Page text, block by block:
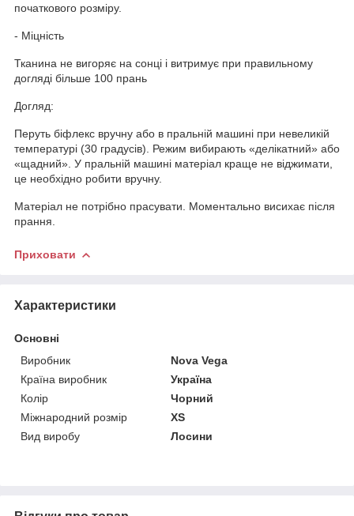
початкового розміру.
- Міцність
Тканина не вигоряє на сонці і витримує при правильному
догляді більше 100 прань
Догляд:
Перуть біфлекс вручну або в пральній машині при невеликій
температурі (30 градусів). Режим вибирають «делікатний» або
«щадний». У пральній машині матеріал краще не віджимати,
це необхідно робити вручну.
Матеріал не потрібно прасувати. Моментально висихає після
прання.
Приховати
Характеристики
Основні
Виробник
Nova Vega
Країна виробник
Україна
Колір
Чорний
Міжнародний розмір
XS
Вид виробу
Лосини